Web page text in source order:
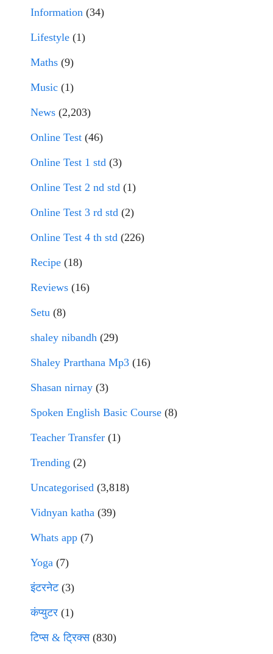
Information (34)
Lifestyle (1)
Maths (9)
Music (1)
News (2,203)
Online Test (46)
Online Test 1 std (3)
Online Test 2 nd std (1)
Online Test 3 rd std (2)
Online Test 4 th std (226)
Recipe (18)
Reviews (16)
Setu (8)
shaley nibandh (29)
Shaley Prarthana Mp3 (16)
Shasan nirnay (3)
Spoken English Basic Course (8)
Teacher Transfer (1)
Trending (2)
Uncategorised (3,818)
Vidnyan katha (39)
Whats app (7)
Yoga (7)
इंटरनेट(3)
कंप्युटर (1)
टिप्स & ट्रिक्स(830)